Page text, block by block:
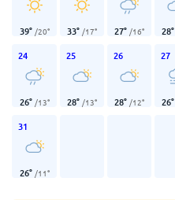
39° /20° 33° /17° 27° /16° 28°
24
26° /13°
25
28° /13°
26
28° /12°
27
26°
31
26° /11°